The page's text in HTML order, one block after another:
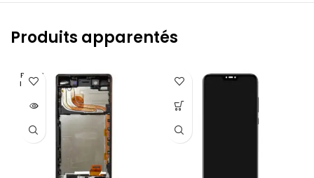
Produits apparentés
RUPTU
RE DE S